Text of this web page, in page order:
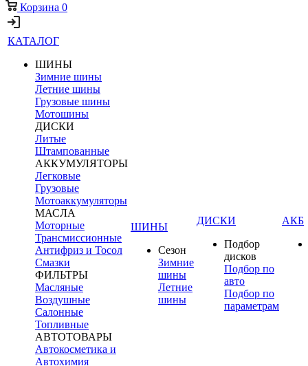
Корзина 0
КАТАЛОГ
ШИНЫ
Зимние шины
Летние шины
Грузовые шины
Мотошины
ДИСКИ
Литые
Штампованные
АККУМУЛЯТОРЫ
Легковые
Грузовые
Мотоаккумуляторы
МАСЛА
Моторные
Трансмиссионные
Антифриз и Тосол
Смазки
ФИЛЬТРЫ
Масляные
Воздушные
Салонные
Топливные
АВТОТОВАРЫ
Автокосметика и
Автохимия
ШИНЫ
Сезон
Зимние
шины
Летние
шины
ДИСКИ
Подбор
дисков
Подбор по
авто
Подбор по
параметрам
АКБ